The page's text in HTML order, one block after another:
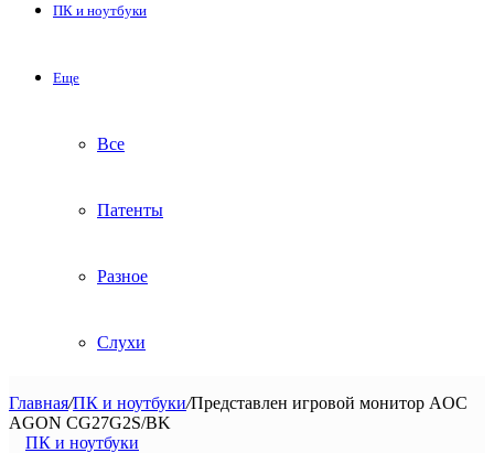
ПК и ноутбуки
Еще
Все
Патенты
Разное
Слухи
Главная/ПК и ноутбуки/Представлен игровой монитор AOC
AGON CG27G2S/BK
ПК и ноутбуки